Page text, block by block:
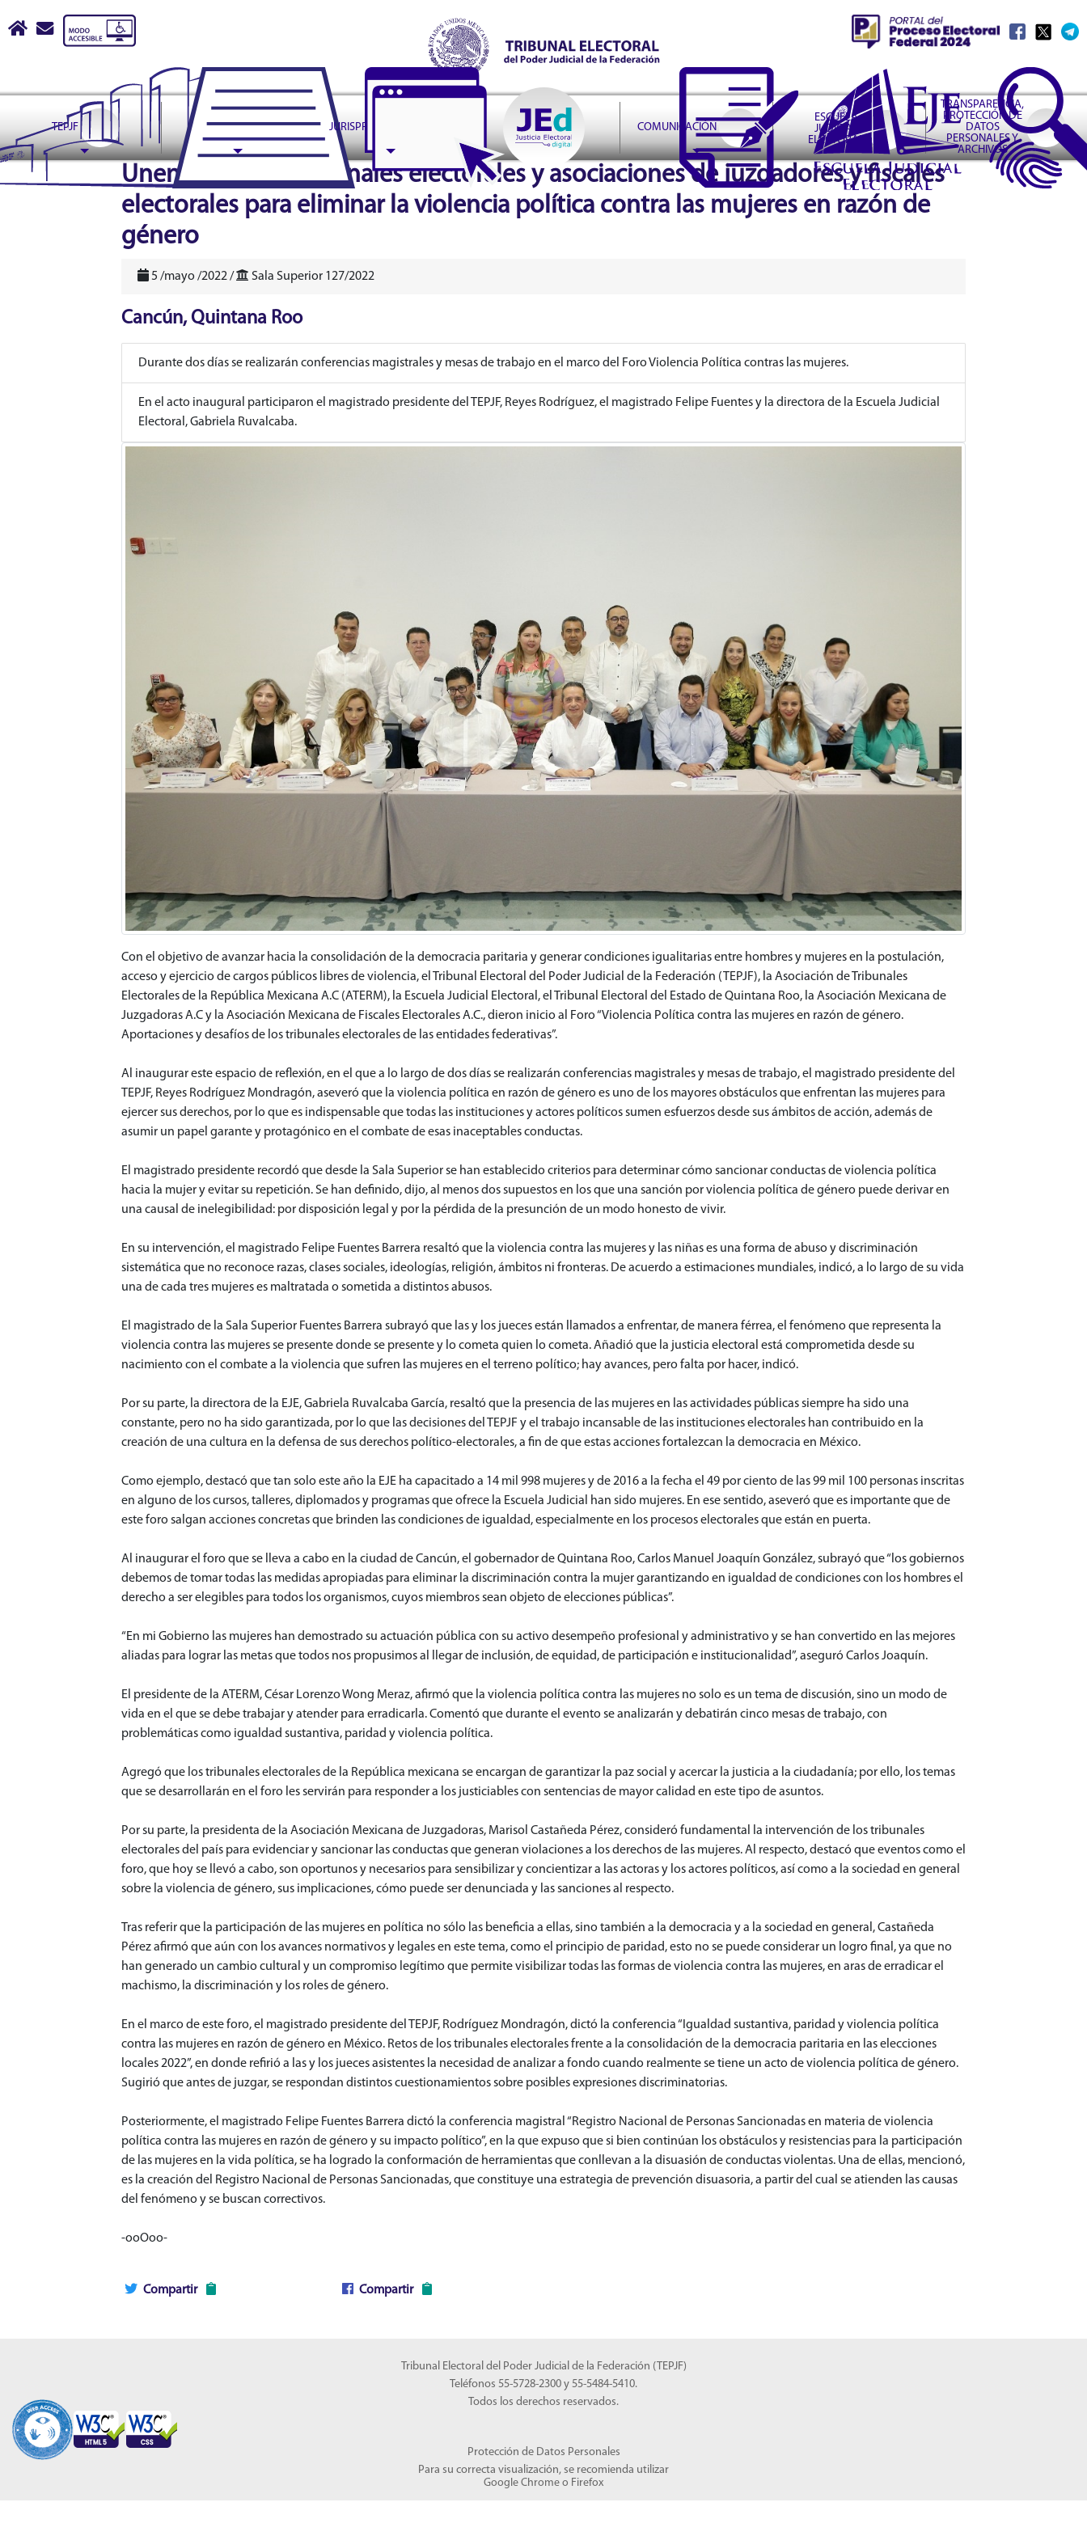
Tribunal Electoral del Poder Judicial de la Federación
Inicioescribir correo a contactoweb@te.gob.mx
TEPJF ASUNTOS JURISPRUDENCIA COMUNICACIÓN
ESCUELA
JUDICIAL
ELECTORAL
TRANSPARENCIA,
PROTECCIÓN DE
DATOS
PERSONALES Y
ARCHIVOS
header
Unen esfuerzos tribunales electorales y asociaciones de juzgadores y fiscales
electorales para eliminar la violencia política contra las mujeres en razón de
género
5 /mayo /2022 / Sala Superior 127/2022
Cancún, Quintana Roo
Durante dos días se realizarán conferencias magistrales y mesas de trabajo en el marco del Foro Violencia Política contras las mujeres.
En el acto inaugural participaron el magistrado presidente del TEPJF, Reyes Rodríguez, el magistrado Felipe Fuentes y la directora de la Escuela Judicial
Electoral, Gabriela Ruvalcaba.
Con el objetivo de avanzar hacia la consolidación de la democracia paritaria y generar condiciones igualitarias entre hombres y mujeres en la postulación,
acceso y ejercicio de cargos públicos libres de violencia, el Tribunal Electoral del Poder Judicial de la Federación (TEPJF), la Asociación de Tribunales
Electorales de la República Mexicana A.C (ATERM), la Escuela Judicial Electoral, el Tribunal Electoral del Estado de Quintana Roo, la Asociación Mexicana de
Juzgadoras A.C y la Asociación Mexicana de Fiscales Electorales A.C., dieron inicio al Foro “Violencia Política contra las mujeres en razón de género.
Aportaciones y desafíos de los tribunales electorales de las entidades federativas”.
Al inaugurar este espacio de reflexión, en el que a lo largo de dos días se realizarán conferencias magistrales y mesas de trabajo, el magistrado presidente del
TEPJF, Reyes Rodríguez Mondragón, aseveró que la violencia política en razón de género es uno de los mayores obstáculos que enfrentan las mujeres para
ejercer sus derechos, por lo que es indispensable que todas las instituciones y actores políticos sumen esfuerzos desde sus ámbitos de acción, además de
asumir un papel garante y protagónico en el combate de esas inaceptables conductas.
El magistrado presidente recordó que desde la Sala Superior se han establecido criterios para determinar cómo sancionar conductas de violencia política
hacia la mujer y evitar su repetición. Se han definido, dijo, al menos dos supuestos en los que una sanción por violencia política de género puede derivar en
una causal de inelegibilidad: por disposición legal y por la pérdida de la presunción de un modo honesto de vivir.
En su intervención, el magistrado Felipe Fuentes Barrera resaltó que la violencia contra las mujeres y las niñas es una forma de abuso y discriminación
sistemática que no reconoce razas, clases sociales, ideologías, religión, ámbitos ni fronteras. De acuerdo a estimaciones mundiales, indicó, a lo largo de su vida
una de cada tres mujeres es maltratada o sometida a distintos abusos.
El magistrado de la Sala Superior Fuentes Barrera subrayó que las y los jueces están llamados a enfrentar, de manera férrea, el fenómeno que representa la
violencia contra las mujeres se presente donde se presente y lo cometa quien lo cometa. Añadió que la justicia electoral está comprometida desde su
nacimiento con el combate a la violencia que sufren las mujeres en el terreno político; hay avances, pero falta por hacer, indicó.
Por su parte, la directora de la EJE, Gabriela Ruvalcaba García, resaltó que la presencia de las mujeres en las actividades públicas siempre ha sido una
constante, pero no ha sido garantizada, por lo que las decisiones del TEPJF y el trabajo incansable de las instituciones electorales han contribuido en la
creación de una cultura en la defensa de sus derechos político-electorales, a fin de que estas acciones fortalezcan la democracia en México.
Como ejemplo, destacó que tan solo este año la EJE ha capacitado a 14 mil 998 mujeres y de 2016 a la fecha el 49 por ciento de las 99 mil 100 personas inscritas
en alguno de los cursos, talleres, diplomados y programas que ofrece la Escuela Judicial han sido mujeres. En ese sentido, aseveró que es importante que de
este foro salgan acciones concretas que brinden las condiciones de igualdad, especialmente en los procesos electorales que están en puerta.
Al inaugurar el foro que se lleva a cabo en la ciudad de Cancún, el gobernador de Quintana Roo, Carlos Manuel Joaquín González, subrayó que “los gobiernos
debemos de tomar todas las medidas apropiadas para eliminar la discriminación contra la mujer garantizando en igualdad de condiciones con los hombres el
derecho a ser elegibles para todos los organismos, cuyos miembros sean objeto de elecciones públicas”.
“En mi Gobierno las mujeres han demostrado su actuación pública con su activo desempeño profesional y administrativo y se han convertido en las mejores
aliadas para lograr las metas que todos nos propusimos al llegar de inclusión, de equidad, de participación e institucionalidad”, aseguró Carlos Joaquín.
El presidente de la ATERM, César Lorenzo Wong Meraz, afirmó que la violencia política contra las mujeres no solo es un tema de discusión, sino un modo de
vida en el que se debe trabajar y atender para erradicarla. Comentó que durante el evento se analizarán y debatirán cinco mesas de trabajo, con
problemáticas como igualdad sustantiva, paridad y violencia política.
Agregó que los tribunales electorales de la República mexicana se encargan de garantizar la paz social y acercar la justicia a la ciudadanía; por ello, los temas
que se desarrollarán en el foro les servirán para responder a los justiciables con sentencias de mayor calidad en este tipo de asuntos.
Por su parte, la presidenta de la Asociación Mexicana de Juzgadoras, Marisol Castañeda Pérez, consideró fundamental la intervención de los tribunales
electorales del país para evidenciar y sancionar las conductas que generan violaciones a los derechos de las mujeres. Al respecto, destacó que eventos como el
foro, que hoy se llevó a cabo, son oportunos y necesarios para sensibilizar y concientizar a las actoras y los actores políticos, así como a la sociedad en general
sobre la violencia de género, sus implicaciones, cómo puede ser denunciada y las sanciones al respecto.
Tras referir que la participación de las mujeres en política no sólo las beneficia a ellas, sino también a la democracia y a la sociedad en general, Castañeda
Pérez afirmó que aún con los avances normativos y legales en este tema, como el principio de paridad, esto no se puede considerar un logro final, ya que no
han generado un cambio cultural y un compromiso legítimo que permite visibilizar todas las formas de violencia contra las mujeres, en aras de erradicar el
machismo, la discriminación y los roles de género.
En el marco de este foro, el magistrado presidente del TEPJF, Rodríguez Mondragón, dictó la conferencia “Igualdad sustantiva, paridad y violencia política
contra las mujeres en razón de género en México. Retos de los tribunales electorales frente a la consolidación de la democracia paritaria en las elecciones
locales 2022”, en donde refirió a las y los jueces asistentes la necesidad de analizar a fondo cuando realmente se tiene un acto de violencia política de género.
Sugirió que antes de juzgar, se respondan distintos cuestionamientos sobre posibles expresiones discriminatorias.
Posteriormente, el magistrado Felipe Fuentes Barrera dictó la conferencia magistral “Registro Nacional de Personas Sancionadas en materia de violencia
política contra las mujeres en razón de género y su impacto político”, en la que expuso que si bien continúan los obstáculos y resistencias para la participación
de las mujeres en la vida política, se ha logrado la conformación de herramientas que conllevan a la disuasión de conductas violentas. Una de ellas, mencionó,
es la creación del Registro Nacional de Personas Sancionadas, que constituye una estrategia de prevención disuasoria, a partir del cual se atienden las causas
del fenómeno y se buscan correctivos.
-ooOoo-
Compartir Compartir
Tribunal Electoral del Poder Judicial de la Federación (TEPJF)
Teléfonos 55-5728-2300 y 55-5484-5410.
Todos los derechos reservados.
Protección de Datos Personales
Para su correcta visualización, se recomienda utilizar
Google Chrome o Firefox